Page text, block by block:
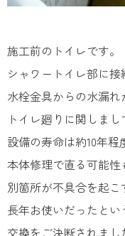
施工前のトイレです。
シャワートイレ部に接
水栓金具からの水漏れ
トイレ廻りに関しまし
設備の寿命は約10年程
本体修理で直る可能性
別箇所が不具合を起こ
長年お使いだったとい
交換をご決断されまし